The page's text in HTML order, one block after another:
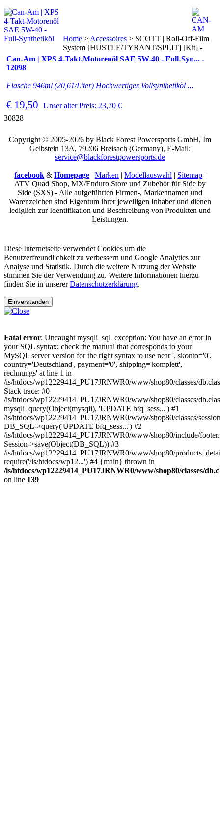
Can-Am | XPS 4-Takt-Motorenöl SAE 5W-40 - Full-Syn... -
12098
Flasche 946ml (20,61/Liter) Hochwertiges Vollsynthetiköl ...
€ 19,50 Unser alter Preis: 23,70 €
Home > Accessoires > SCOTT | Roll-Off-Film
System [HUSTLE/TYRANT/SPLIT] [Kit] -
30828
Copyright © 2005-2026 by Black Forest Powersports GmbH, Im
Gelbstein 13A, 79206 Breisach (Germany), E-Mail:
service@blackforestpowersports.de
facebook & Homepage | Marken | Modellauswahl | Sitemap |
ATV Quad Shop, MX/Enduro Store und Zubehör für Side by
Side (SXS) - Alle aufgeführten Firmen-, Markennamen und
Warenzeichen sind Eigentum ihrer jeweiligen Inhaber und dienen
lediglich zur Identifikation und Beschreibung von Produkten und
Leistungen.
Diese Internetseite verwendet Cookies um die
Benutzerfreundlichkeit zu verbessern und Google Analytics zur
Analyse und Statistik. Durch die weitere Nutzung der Website
stimmen Sie der Verwendung zu. Weitere Informationen hierzu
finden Sie in unsererDatenschutzerklärung.
Einverstanden
Fatal error: Uncaught mysqli_sql_exception: You have an error in
your SQL syntax; check the manual that corresponds to your
MySQL server version for the right syntax to use near ', skonto='0',
country='Deutschland', payment='0', shipping='komplett',
rechnungs' at line 1 in
/is/htdocs/wp12229414_PU17JRNWR0/www/shop80/classes/
Stack trace: #0
/is/htdocs/wp12229414_PU17JRNWR0/www/shop80/classes/
mysqli_query(Object(mysqli), 'UPDATE bfq_sess...') #1
/is/htdocs/wp12229414_PU17JRNWR0/www/shop80/classes/
DB_SQL->query('UPDATE bfq_sess...') #2
/is/htdocs/wp12229414_PU17JRNWR0/www/shop80/include/
Session->save(Object(DB_SQL)) #3
/is/htdocs/wp12229414_PU17JRNWR0/www/shop80/
require('/is/htdocs/wp12...') #4 {main} thrown in
/is/htdocs/wp12229414_PU17JRNWR0/www/shop80/classes/
on line 139